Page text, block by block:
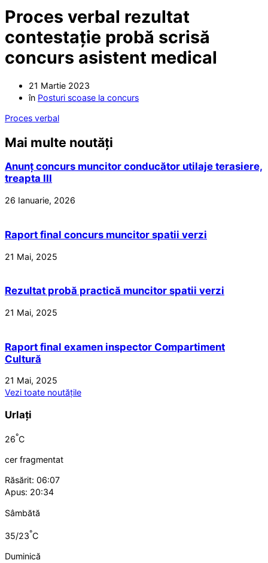
Proces verbal rezultat
contestație probă scrisă
concurs asistent medical
21 Martie 2023
în Posturi scoase la concurs
Proces verbal
Mai multe noutăți
Anunț concurs muncitor conducător utilaje terasiere,
treapta III
26 Ianuarie, 2026
Raport final concurs muncitor spatii verzi
21 Mai, 2025
Rezultat probă practică muncitor spatii verzi
21 Mai, 2025
Raport final examen inspector Compartiment
Cultură
21 Mai, 2025
Vezi toate noutățile
Urlați
26°C
cer fragmentat
Răsărit: 06:07
Apus: 20:34
Sâmbătă
35/23°C
Duminică